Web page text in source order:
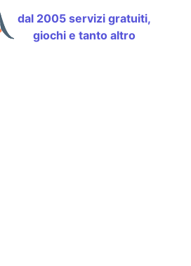
dal 2005 servizi gratuiti,
giochi e tanto altro